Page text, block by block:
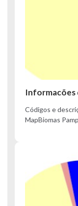
Informacões
Códigos e
MapBiomas